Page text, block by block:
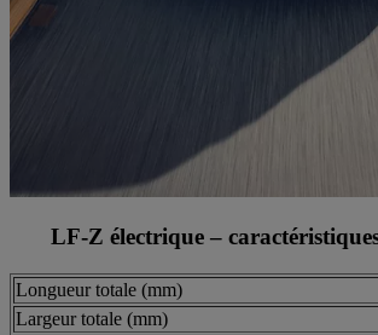
LF-Z électrique –
Longueur totale (mm)
Largeur totale (mm)